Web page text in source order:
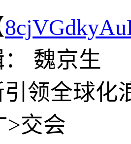
魏京生
领全球化
>交会